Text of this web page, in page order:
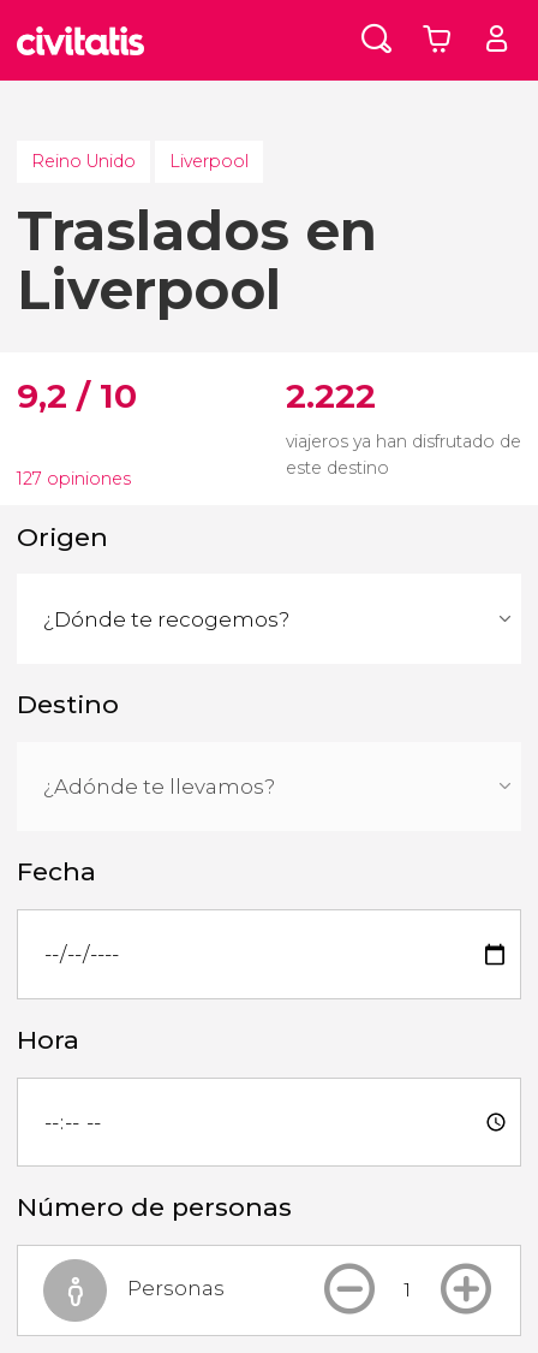
Reino Unido Liverpool
Traslados en
Liverpool
9,2 / 10
127 opiniones
2.222
viajeros ya han disfrutado de
este destino
Origen
Destino
Fecha
Hora
Número de personas
Personas